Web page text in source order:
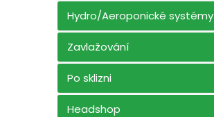
Hydro/Aeroponické systémy
Zavlažování
Po sklizni
Headshop